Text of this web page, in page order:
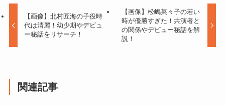
【画像】北村匠海の子役時
代は清麗！幼少期やデビュ
ー秘話をリサーチ！
【画像】松嶋菜々子の若い
時が優勝すぎた！共演者と
の関係やデビュー秘話を解
説！
関連記事